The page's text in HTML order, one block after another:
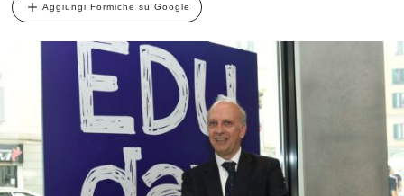
Aggiungi Formiche su Google